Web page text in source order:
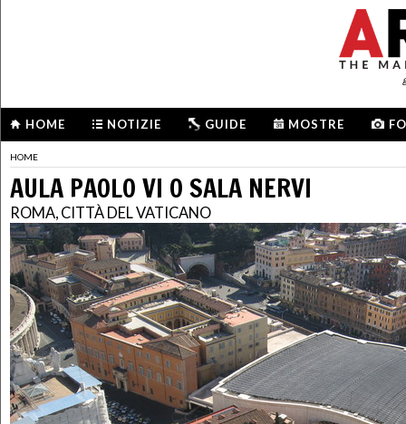
HOME NOTIZIE GUIDE MOSTRE
HOME
AULA PAOLO VI O SALA NERVI
ROMA, CITTÀ DEL VATICANO